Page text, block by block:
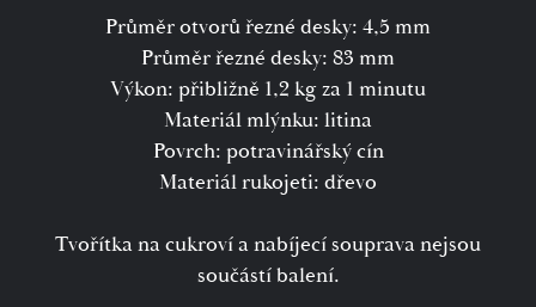
Průměr otvorů řezné desky: 4,5 mm
Průměr řezné desky: 83 mm
Výkon: přibližně 1,2 kg za 1 minutu
Materiál mlýnku: litina
Povrch: potravinářský cín
Materiál rukojeti: dřevo
Tvořítka na cukroví a nabíjecí souprava nejsou
součástí balení.